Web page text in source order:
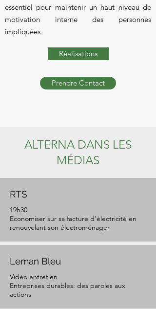
essentiel pour maintenir un haut niveau de
motivation interne des personnes
impliquées.
Réalisations
Prendre Contact
ALTERNA DANS LES
MÉDIAS
RTS
19h30
Economiser sur sa facture d'électricité en
renouvelant son électroménager
Leman Bleu
Vidéo entretien
Entreprises durables: des paroles aux
actions